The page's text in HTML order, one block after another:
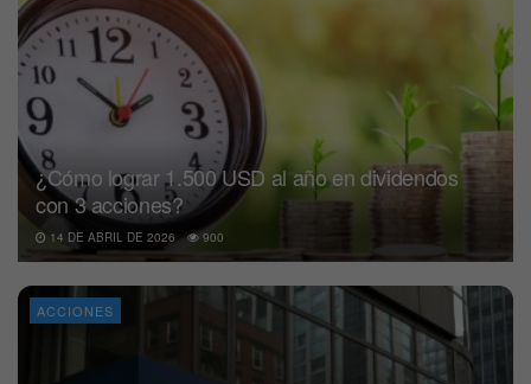
¿Cómo lograr 1.500 USD al año en dividendos
con 3 acciones?
14 DE ABRIL DE 2026 900
ACCIONES